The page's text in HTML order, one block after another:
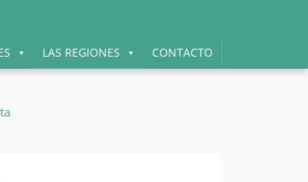
LAS REGIONES CONTACTO